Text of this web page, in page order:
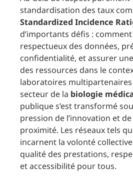
standardisation des taux
Standardized Incidence
d’importants défis :
respectueux des données,
confidentialité, et assurer
des ressources dans le
laboratoires multipartenaires
secteur de la biologie
publique s’est transformé
pression de l’innovation et de
proximité. Les réseaux tels
incarnent la volonté
qualité des prestations,
et accessibilité pour tous.